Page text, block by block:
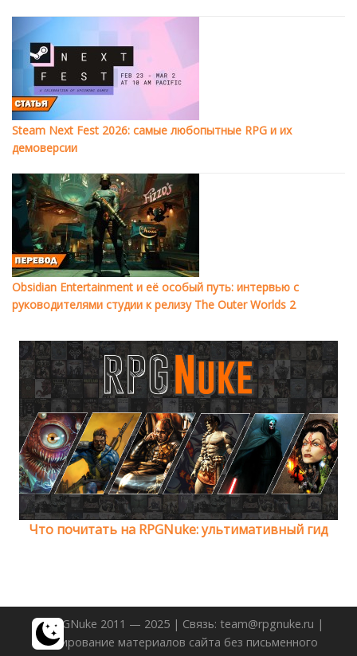
Steam Next Fest 2026: самые любопытные RPG и их
демоверсии
Obsidian Entertainment и её особый путь: интервью с
руководителями студии к релизу The Outer Worlds 2
Что почитать на RPGNuke: ультимативный гид
© RPGNuke 2011 — 2025 | Связь: team@rpgnuke.ru |
Копирование материалов сайта без письменного